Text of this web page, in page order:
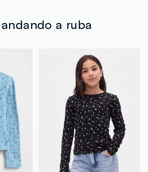
il servizio è sempre gratuito.
a ruba